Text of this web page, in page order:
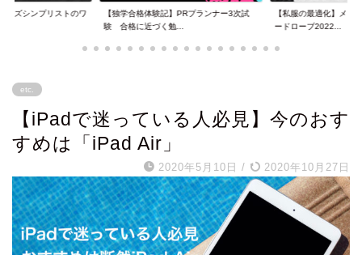
ンズシンプリストのワ
【独学合格体験記】PRプランナー3次試
験 合格に近づく勉...
【私服の最適化】メン
ードローブ2022...
etc.
【iPadで迷っている人必見】今のおす
すめは「iPad Air」
2020年5月10日 / 2020年10月27日